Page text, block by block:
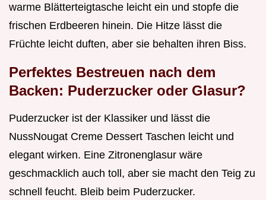
warme Blätterteigtasche leicht ein und stopfe die
frischen Erdbeeren hinein. Die Hitze lässt die
Früchte leicht duften, aber sie behalten ihren Biss.
Perfektes Bestreuen nach dem
Backen: Puderzucker oder Glasur?
Puderzucker ist der Klassiker und lässt die
NussNougat Creme Dessert Taschen leicht und
elegant wirken. Eine Zitronenglasur wäre
geschmacklich auch toll, aber sie macht den Teig zu
schnell feucht. Bleib beim Puderzucker.